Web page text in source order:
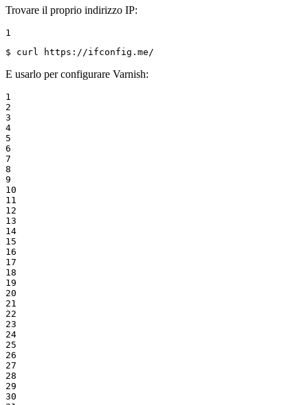
Trovare il proprio indirizzo IP:
1
$ curl https://ifconfig.me/
E usarlo per configurare Varnish:
1
2
3
4
5
6
7
8
9
10
11
12
13
14
15
16
17
18
19
20
21
22
23
24
25
26
27
28
29
30